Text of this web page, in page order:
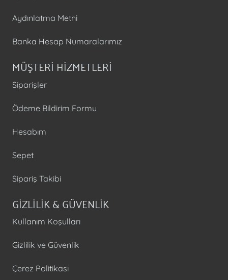
Aydınlatma Metni
Banka Hesap Numaralarımız
MÜŞTERİ HİZMETLERİ
Siparişler
Ödeme Bildirim Formu
Hesabım
Sepet
Sipariş Takibi
GİZLİLİK & GÜVENLİK
Kullanım Koşulları
Gizlilik ve Güvenlik
Çerez Politikası